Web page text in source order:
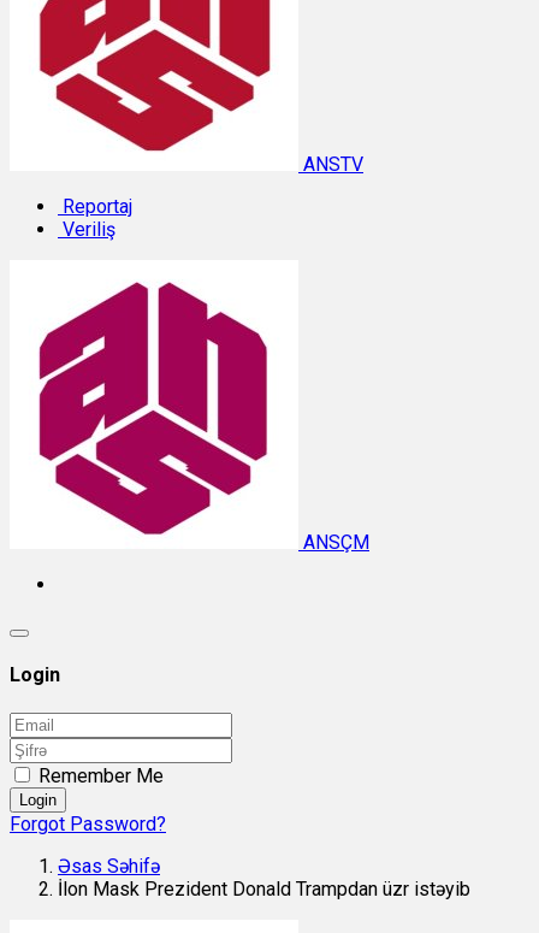
ANSTV
Reportaj
Veriliş
ANSÇM
Login
Remember Me
Login
Forgot Password?
Əsas Səhifə
İlon Mask Prezident Donald Trampdan üzr istəyib